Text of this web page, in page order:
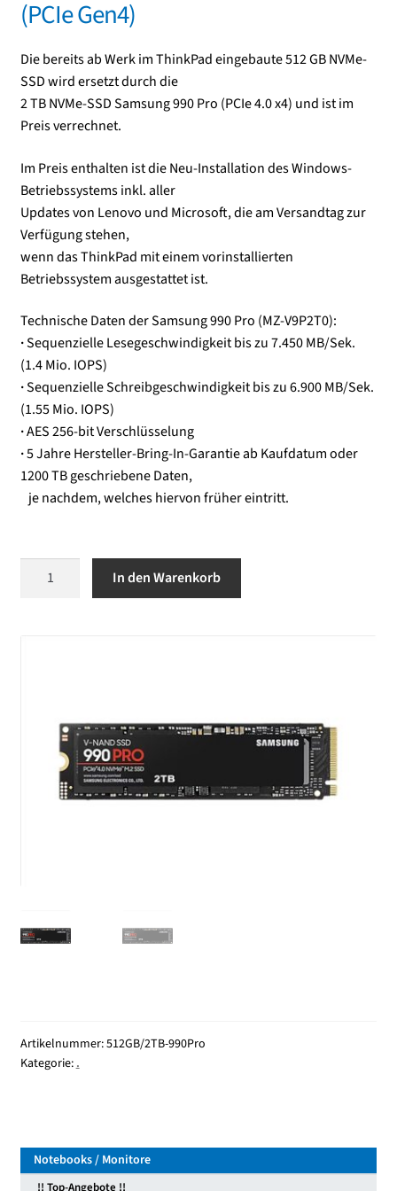
Mein Konto
Shop
Versand-/Lieferkosten
Vertrag widerrufen
Warenkorb
Widerrufsbelehrung und Widerrufsfomular
Zahlungsarten
(PCIe Gen4)
Die bereits ab Werk im ThinkPad eingebaute 512 GB NVMe-
SSD wird ersetzt durch die
2 TB NVMe-SSD Samsung 990 Pro (PCIe 4.0 x4) und ist im
Preis verrechnet.
Im Preis enthalten ist die Neu-Installation des Windows-
Betriebssystems inkl. aller
Updates von Lenovo und Microsoft, die am Versandtag zur
Verfügung stehen,
wenn das ThinkPad mit einem vorinstallierten
Betriebssystem ausgestattet ist.
Technische Daten der Samsung 990 Pro (MZ-V9P2T0):
·Sequenzielle Lesegeschwindigkeit bis zu 7.450 MB/Sek.
(1.4 Mio. IOPS)
·Sequenzielle Schreibgeschwindigkeit bis zu 6.900 MB/Sek.
(1.55 Mio. IOPS)
·AES 256-bit Verschlüsselung
·5 Jahre Hersteller-Bring-In-Garantie ab Kaufdatum oder
1200 TB geschriebene Daten,
je nachdem, welches hiervon früher eintritt.
Samsung
In den Warenkorb
Artikelnummer:512GB/2TB-990Pro
Kategorie:.
Notebooks / Monitore
!! Top-Angebote !!